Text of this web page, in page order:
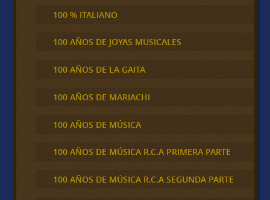
100 % ITALIANO
100 AÑOS DE JOYAS MUSICALES
100 AÑOS DE LA GAITA
100 AÑOS DE MARIACHI
100 AÑOS DE MÚSICA
100 AÑOS DE MÚSICA R.C.A PRIMERA PARTE
100 AÑOS DE MÚSICA R.C.A SEGUNDA PARTE